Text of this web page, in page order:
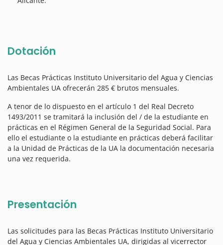
Dotación
Las Becas Prácticas Instituto Universitario del Agua y Ciencias
Ambientales UA ofrecerán 285 € brutos mensuales.
A tenor de lo dispuesto en el artículo 1 del Real Decreto
1493/2011 se tramitará la inclusión del / de la estudiante en
prácticas en el Régimen General de la Seguridad Social. Para
ello el estudiante o la estudiante en prácticas deberá facilitar
a la Unidad de Prácticas de la UA la documentación necesaria
una vez requerida.
Presentación
Las solicitudes para las Becas Prácticas Instituto Universitario
del Agua y Ciencias Ambientales UA, dirigidas al vicerrector